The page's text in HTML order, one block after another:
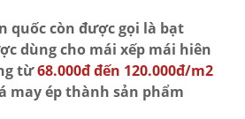
quốc còn được gọi là bạt
dùng cho mái xếp mái hiên
từ68.000đ đến 120.000đ/m2
may ép thành sản phẩm